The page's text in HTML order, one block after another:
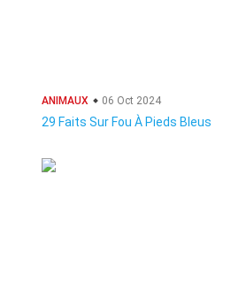
ANIMAUX 06 Oct 2024
29 Faits Sur Fou À Pieds Bleus